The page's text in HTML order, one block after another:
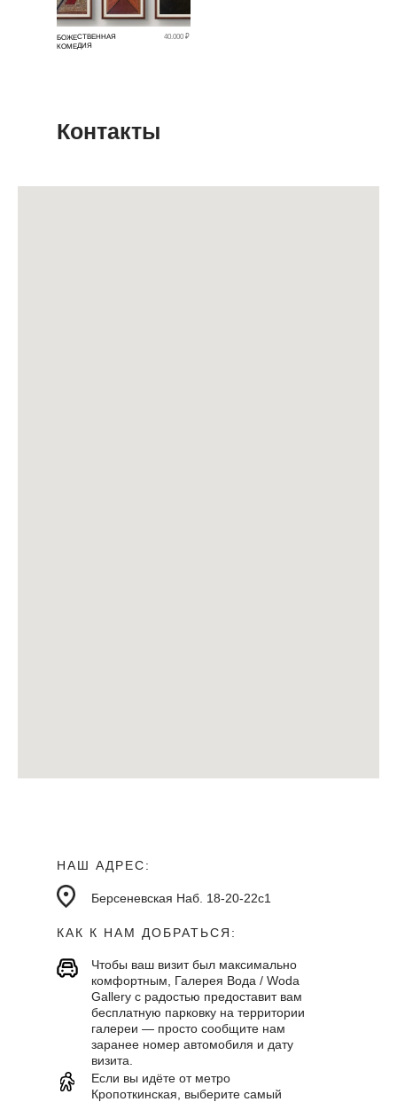
БОЖЕСТВЕННАЯ
КОМЕДИЯ
40.000 ₽
Контакты
Берсеневская Наб. 18-20-22с1
НАШ АДРЕС:
КАК К НАМ ДОБРАТЬСЯ:
Чтобы ваш визит был максимально
комфортным, Галерея Вода / Woda
Gallery с радостью предоставит вам
бесплатную парковку на территории
галереи — просто сообщите нам
заранее номер автомобиля и дату
визита.
Если вы идёте от метро
Кропоткинская, выберите самый